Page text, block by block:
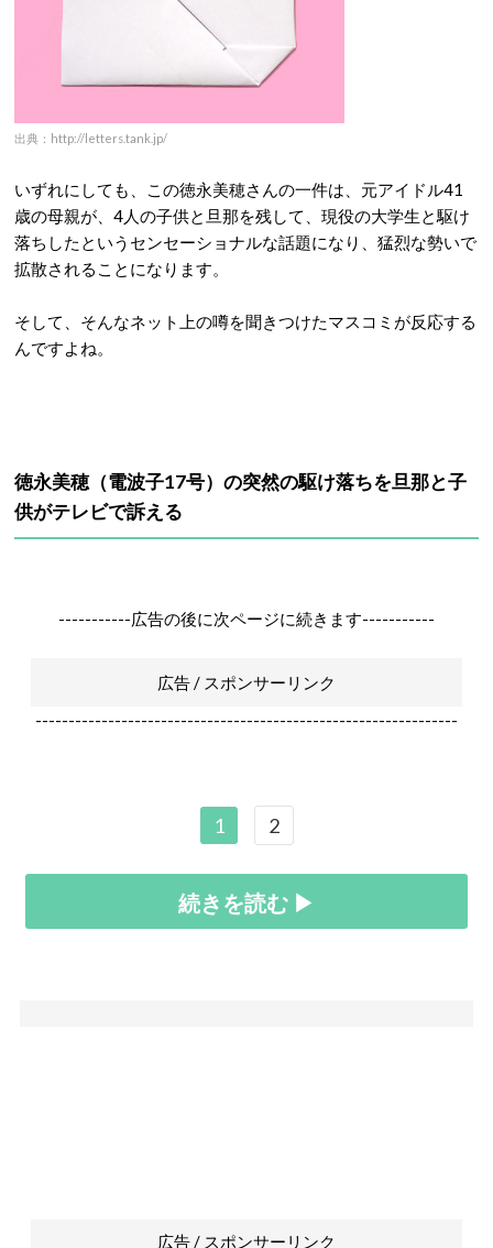
出典：http://letters.tank.jp/
いずれにしても、この徳永美穂さんの一件は、元アイドル41
歳の母親が、4人の子供と旦那を残して、現役の大学生と駆け
落ちしたというセンセーショナルな話題になり、猛烈な勢いで
拡散されることになります。
そして、そんなネット上の噂を聞きつけたマスコミが反応する
んですよね。
徳永美穂（電波子17号）の突然の駆け落ちを旦那と子
供がテレビで訴える
-----------広告の後に次ページに続きます-----------
広告 / スポンサーリンク
----------------------------------------------------------------
1 2
続きを読む ▶
広告 / スポンサーリンク